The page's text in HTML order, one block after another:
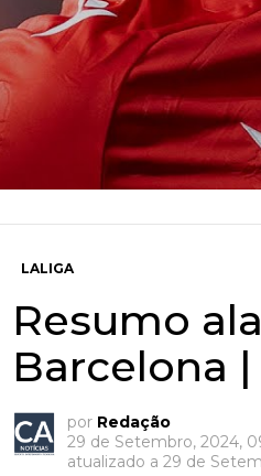
LALIGA
Resumo
Barcelona |
por Redação
29 de Setembro, 2024,
atualizado a 29 de